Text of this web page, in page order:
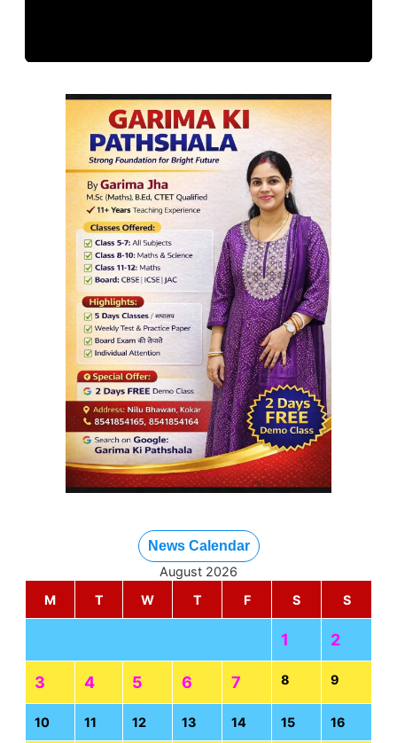
News Calendar
August 2026
M
T W T F S S
1 2
3 4 5 6 7 8 9
10 11 12 13 14 15 16